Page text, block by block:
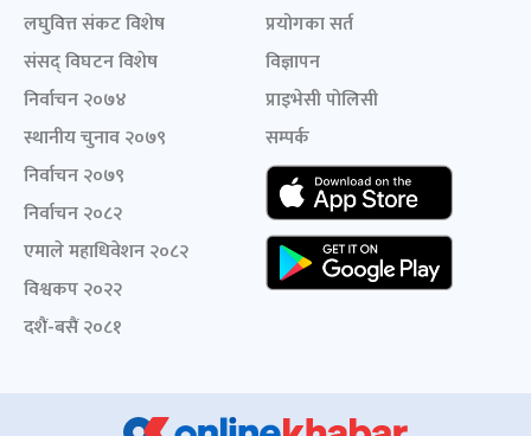
लघुवित्त संकट विशेष
संसद् विघटन विशेष
निर्वाचन २०७४
स्थानीय चुनाव २०७९
निर्वाचन २०७९
निर्वाचन २०८२
एमाले महाधिवेशन २०८२
विश्वकप २०२२
दशैं-बसैं २०८१
प्रयोगका सर्त
विज्ञापन
प्राइभेसी पोलिसी
सम्पर्क